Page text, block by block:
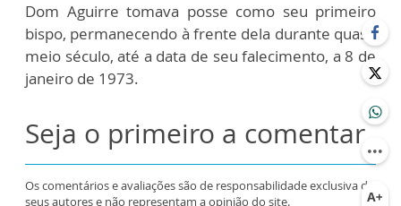
Dom Aguirre tomava posse como seu primeiro
bispo, permanecendo à frente dela durante quase
meio século, até a data de seu falecimento, a 8 de
janeiro de 1973.
Seja o primeiro a comentar
Os comentários e avaliações são de responsabilidade exclusiva de
seus autores e não representam a opinião do site.